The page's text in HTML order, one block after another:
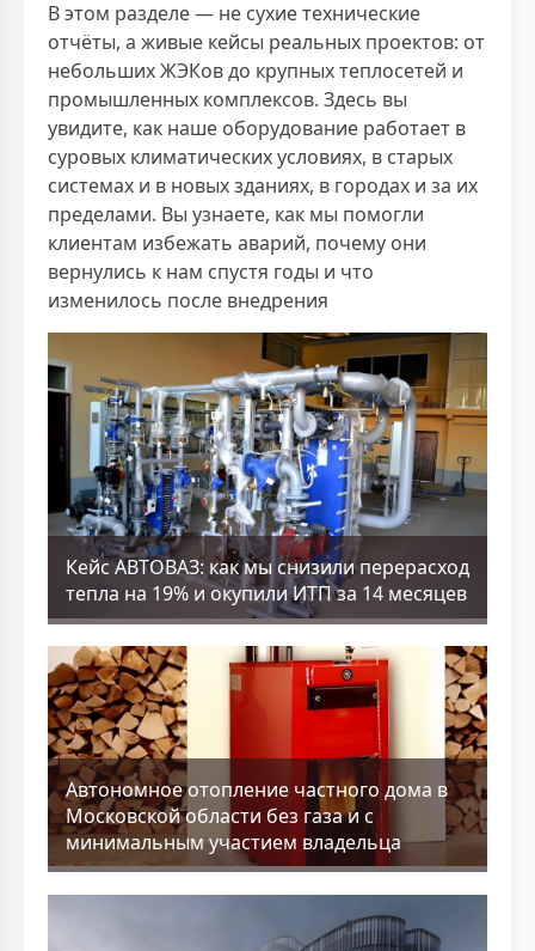
В этом разделе — не сухие технические
отчёты, а живые кейсы реальных проектов: от
небольших ЖЭКов до крупных теплосетей и
промышленных комплексов. Здесь вы
увидите, как наше оборудование работает в
суровых климатических условиях, в старых
системах и в новых зданиях, в городах и за их
пределами. Вы узнаете, как мы помогли
клиентам избежать аварий, почему они
вернулись к нам спустя годы и что
изменилось после внедрения
Кейс АВТОВАЗ: как мы снизили перерасход
тепла на 19% и окупили ИТП за 14 месяцев
Aвтономное отопление частного дома в
Московской области без газа и с
минимальным участием владельца